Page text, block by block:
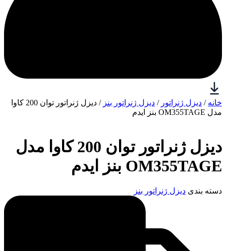
خانه / دیزل ژنراتور / دیزل ژنراتور بنز
/ دیزل ژنراتور توان 200 کاوا
مدل OM355TAGE بنز ایدم
دیزل ژنراتور توان 200 کاوا مدل
OM355TAGE بنز ایدم
دسته بندی دیزل ژنراتور بنز